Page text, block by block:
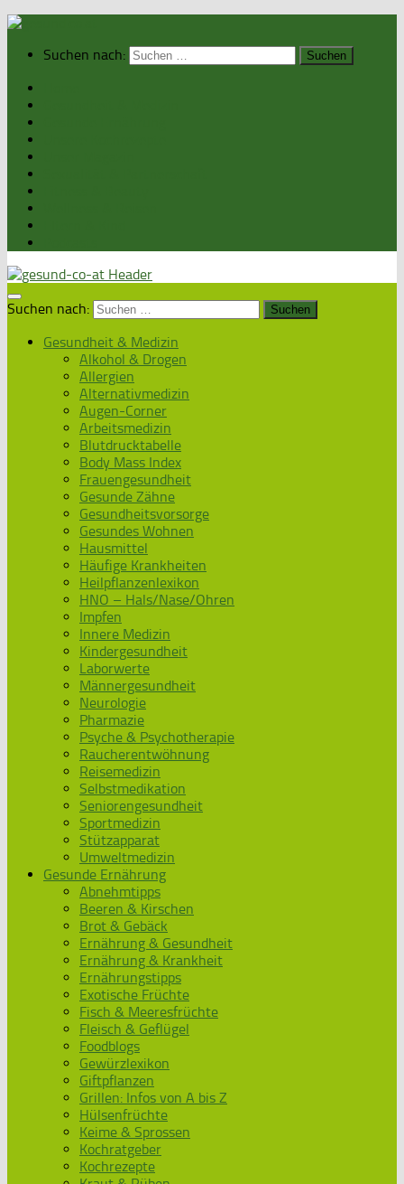
Suchen nach:
Suchen nach:
Gesundheit & Medizin
Alkohol & Drogen
Allergien
Alternativmedizin
Augen-Corner
Arbeitsmedizin
Blutdrucktabelle
Body Mass Index
Frauengesundheit
Gesunde Zähne
Gesundheitsvorsorge
Gesundes Wohnen
Hausmittel
Häufige Krankheiten
Heilpflanzenlexikon
HNO – Hals/Nase/Ohren
Impfen
Innere Medizin
Kindergesundheit
Laborwerte
Männergesundheit
Neurologie
Pharmazie
Psyche & Psychotherapie
Raucherentwöhnung
Reisemedizin
Selbstmedikation
Seniorengesundheit
Sportmedizin
Stützapparat
Umweltmedizin
Gesunde Ernährung
Abnehmtipps
Beeren & Kirschen
Brot & Gebäck
Ernährung & Gesundheit
Ernährung & Krankheit
Ernährungstipps
Exotische Früchte
Fisch & Meeresfrüchte
Fleisch & Geflügel
Foodblogs
Gewürzlexikon
Giftpflanzen
Grillen: Infos von A bis Z
Hülsenfrüchte
Keime & Sprossen
Kochratgeber
Kochrezepte